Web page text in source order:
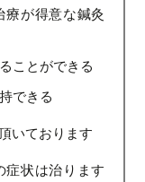
療が得意な鍼灸
ことができる
できる
いております
症状は治ります